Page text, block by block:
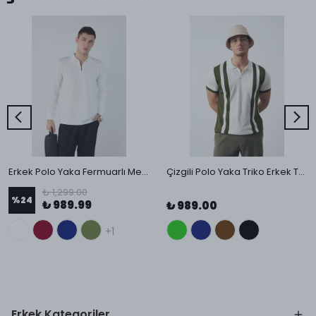
Erkek Polo Yaka Fermuarlı Merserize Triko
%24
₺ 1,299.00
₺ 989.99
+1
Çizgili Polo Yaka Triko Erkek T-Shirt
₺ 989.00